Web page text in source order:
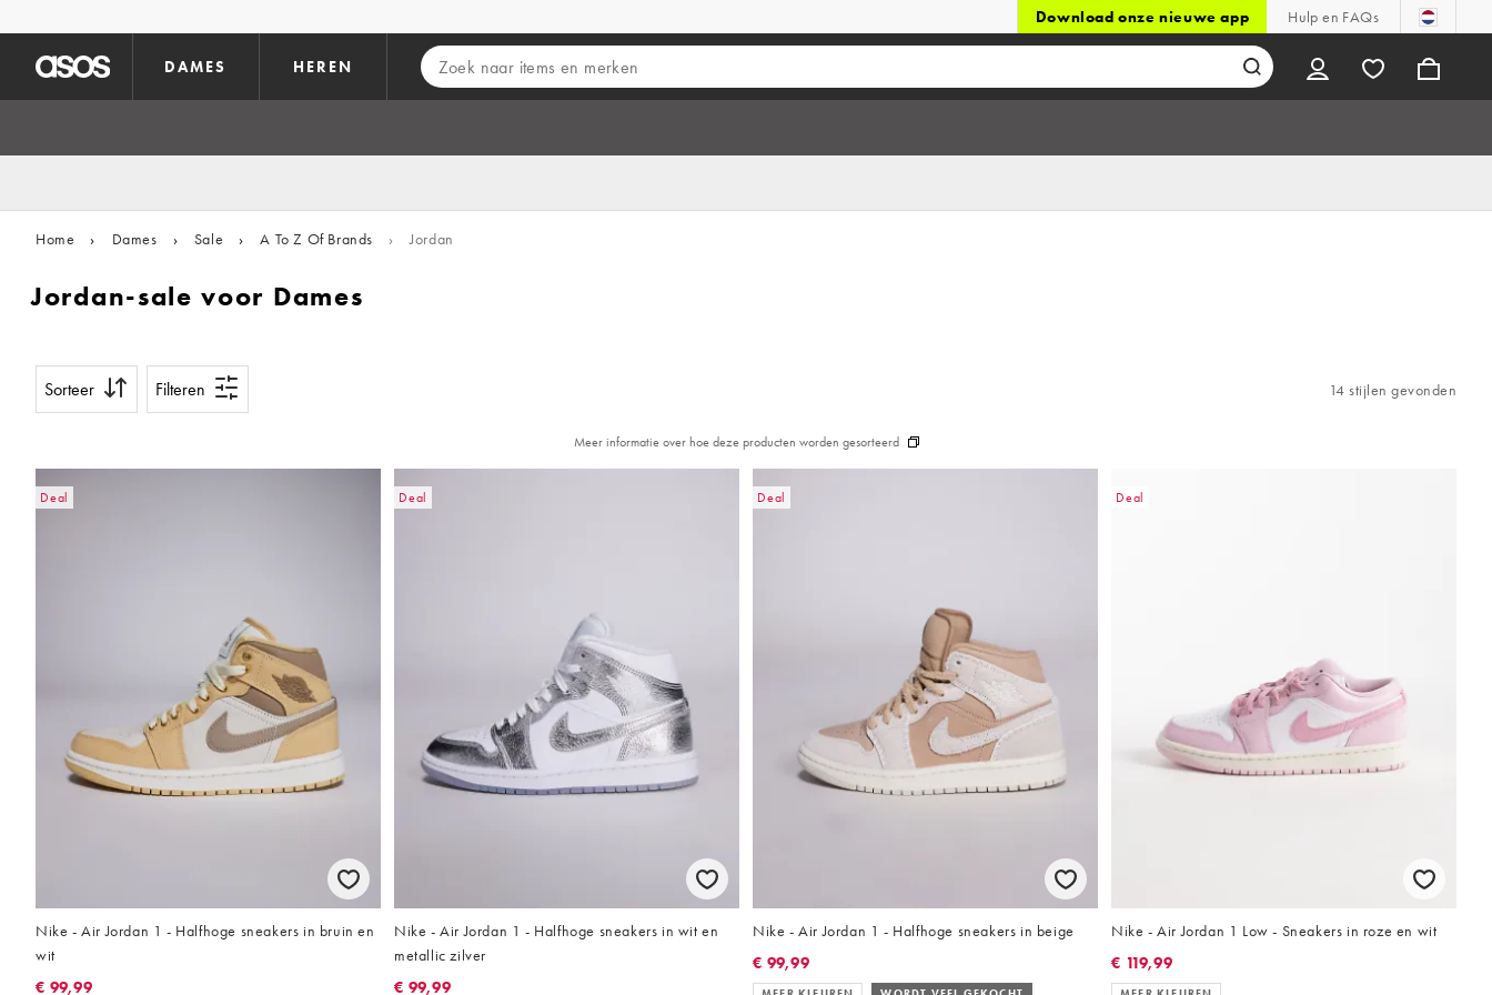
Download onze nieuwe app Hulp en FAQs
DAMES HEREN
Home › Dames › Sale › A To Z Of Brands › Jordan
Jordan-sale voor Dames
Sorteer Filteren 14 stijlen gevonden
Meer informatie over hoe deze producten worden gesorteerd
Deal
Nike - Air Jordan 1 - Halfhoge sneakers in bruin en
wit
€ 99,99
Deal
Nike - Air Jordan 1 - Halfhoge sneakers in wit en
metallic zilver
€ 99,99
Deal
Nike - Air Jordan 1 - Halfhoge sneakers in beige
€ 99,99
Deal
Nike - Air Jordan 1 Low - Sneakers in roze en wit
€ 119,99